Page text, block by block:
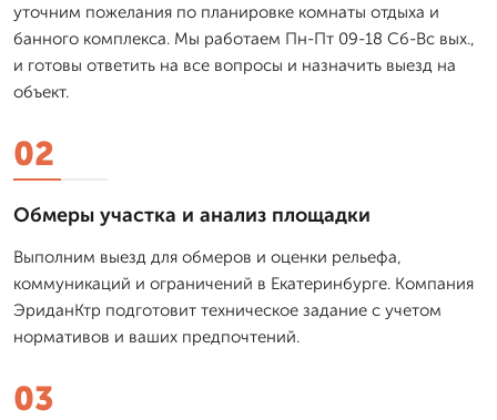
уточним пожелания по планировке комнаты отдыха и
банного комплекса. Мы работаем Пн-Пт 09-18 Сб-Вс вых.,
и готовы ответить на все вопросы и назначить выезд на
объект.
02
Обмеры участка и анализ площадки
Выполним выезд для обмеров и оценки рельефа,
коммуникаций и ограничений в Екатеринбурге. Компания
ЭриданКтр подготовит техническое задание с учетом
нормативов и ваших предпочтений.
03